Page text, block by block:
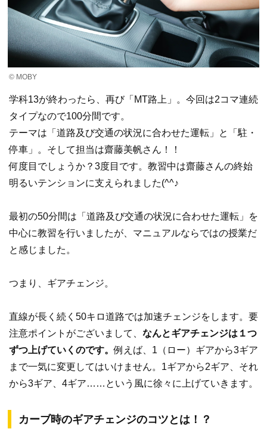
© MOBY
学科13が終わったら、再び「MT路上」。今回は2コマ連続
タイプなので100分間です。
テーマは「道路及び交通の状況に合わせた運転」と「駐・
停車」。そして担当は齋藤美帆さん！！
何度目でしょうか？3度目です。教習中は齋藤さんの終始
明るいテンションに支えられました(^^♪
最初の50分間は「道路及び交通の状況に合わせた運転」を
中心に教習を行いましたが、マニュアルならではの授業だ
と感じました。
つまり、ギアチェンジ。
直線が長く続く50キロ道路では加速チェンジをします。要
注意ポイントがございまして、 なんとギアチェンジは１つ
ずつ上げていくのです。例えば、1（ロー）ギアから3ギア
まで一気に変更してはいけません。1ギアから2ギア、それ
から3ギア、4ギア……という風に徐々に上げていきます。
カーブ時のギアチェンジのコツとは！？